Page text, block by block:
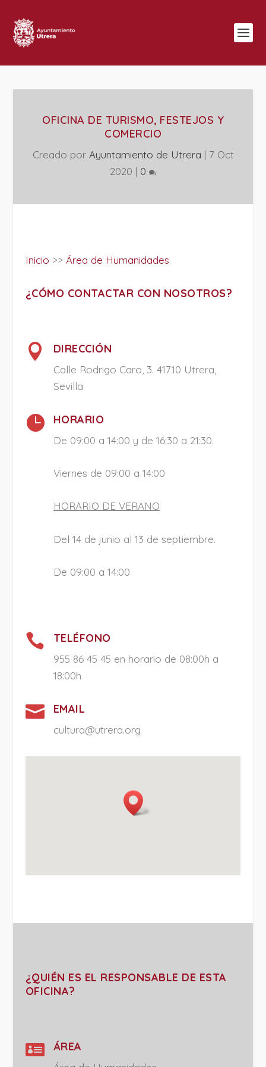
OFICINA DE TURISMO, FESTEJOS Y
COMERCIO
Creado por Ayuntamiento de Utrera | 7 Oct
2020 | 0
Inicio >> Área de Humanidades
¿CÓMO CONTACTAR CON NOSOTROS?
 DIRECCIÓN
Calle Rodrigo Caro, 3. 41710 Utrera,
Sevilla
 HORARIO
De 09:00 a 14:00 y de 16:30 a 21:30.
Viernes de 09:00 a 14:00
HORARIO DE VERANO
Del 14 de junio al 13 de septiembre.
De 09:00 a 14:00
 TELÉFONO
955 86 45 45 en horario de 08:00h a
18:00h
 EMAIL
cultura@utrera.org
¿QUIÉN ES EL RESPONSABLE DE ESTA
OFICINA?
 ÁREA